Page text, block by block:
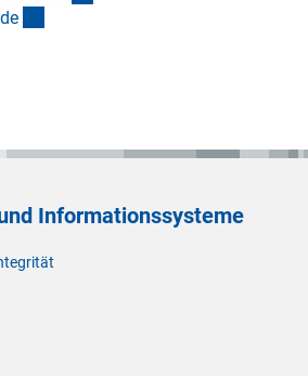
e
Informationssysteme